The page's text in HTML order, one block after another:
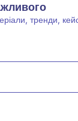
тренди,